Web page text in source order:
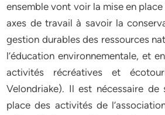
ensemble vont voir la mise en
axes de travail à savoir la
gestion durables des ressources
l’éducation environnementale, et
activités récréatives et
Velondriake). Il est nécessaire de
place des activités de